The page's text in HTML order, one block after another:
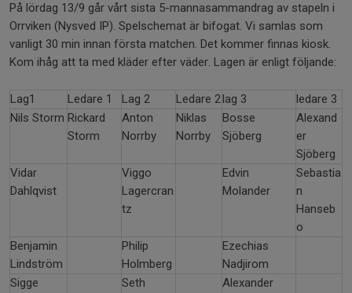
På lördag 13/9 går vårt sista 5-mannasammandrag av stapeln i
Orrviken (Nysved IP). Spelschemat är bifogat. Vi samlas som
vanligt 30 min innan första matchen. Det kommer finnas kiosk.
Kom ihåg att ta med kläder efter väder. Lagen är enligt följande:
Lag1 Ledare 1 Lag 2 Ledare 2 lag 3
ledare 3
Nils Storm Rickard
Storm
Anton
Norrby
Niklas
Norrby
Bosse
Sjöberg
Alexand
er
Sjöberg
Vidar
Dahlqvist
Viggo
Lagercran
tz
Edvin
Molander
Sebastia
n
Hanseb
o
Benjamin
Lindström
Philip
Holmberg
Ezechias
Nadjirom
Sigge
Seth
Alexander